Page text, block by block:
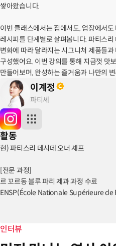
쌓아왔습니다.
이번 클래스에서는 집에서도, 업장에서
레시피를 단계별로 살펴봅니다. 파티스
변화에 따라 달라지는 시그니처 제품들
구성했어요. 이번 강의를 통해 지금껏 맛
만들어보며, 완성하는 즐거움과 나만의
이계정
파티셰
활동
현) 파티스리 데시데 오너 셰프
[전문 과정]
르 꼬르동 블루 파리 제과 과정 수료
ENSP(École Nationale Supérieure de
서울 푸드 페스티벌 질 마샬 × 파티스리
인터뷰